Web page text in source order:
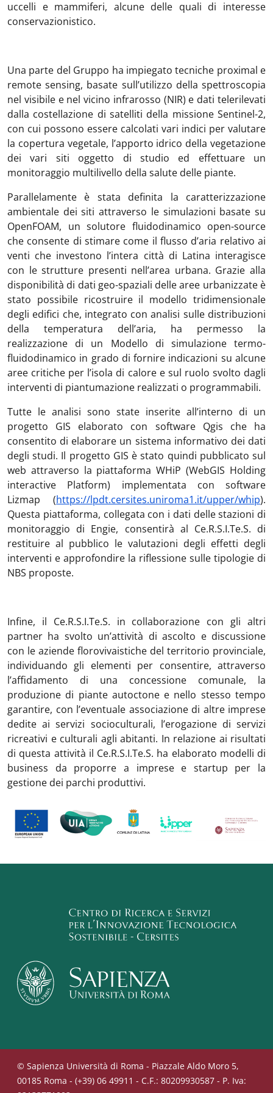
uccelli e mammiferi, alcune delle quali di interesse
conservazionistico.
Una parte del Gruppo ha impiegato tecniche proximal e
remote sensing, basate sull’utilizzo della spettroscopia
nel visibile e nel vicino infrarosso (NIR) e dati telerilevati
dalla costellazione di satelliti della missione Sentinel-2,
con cui possono essere calcolati vari indici per valutare
la copertura vegetale, l’apporto idrico della vegetazione
dei vari siti oggetto di studio ed effettuare un
monitoraggio multilivello della salute delle piante.
Parallelamente è stata definita la caratterizzazione
ambientale dei siti attraverso le simulazioni basate su
OpenFOAM, un solutore fluidodinamico open-source
che consente di stimare come il flusso d’aria relativo ai
venti che investono l’intera città di Latina interagisce
con le strutture presenti nell’area urbana. Grazie alla
disponibilità di dati geo-spaziali delle aree urbanizzate è
stato possibile ricostruire il modello tridimensionale
degli edifici che, integrato con analisi sulle distribuzioni
della temperatura dell’aria, ha permesso la
realizzazione di un Modello di simulazione termo-
fluidodinamico in grado di fornire indicazioni su alcune
aree critiche per l’isola di calore e sul ruolo svolto dagli
interventi di piantumazione realizzati o programmabili.
Tutte le analisi sono state inserite all’interno di un
progetto GIS elaborato con software Qgis che ha
consentito di elaborare un sistema informativo dei dati
degli studi. Il progetto GIS è stato quindi pubblicato sul
web attraverso la piattaforma WHiP (WebGIS Holding
interactive Platform) implementata con software
Lizmap (https://lpdt.cersites.uniroma1.it/upper/whip).
Questa piattaforma, collegata con i dati delle stazioni di
monitoraggio di Engie, consentirà al Ce.R.S.I.Te.S. di
restituire al pubblico le valutazioni degli effetti degli
interventi e approfondire la riflessione sulle tipologie di
NBS proposte.
Infine, il Ce.R.S.I.Te.S. in collaborazione con gli altri
partner ha svolto un’attività di ascolto e discussione
con le aziende florovivaistiche del territorio provinciale,
individuando gli elementi per consentire, attraverso
l’affidamento di una concessione comunale, la
produzione di piante autoctone e nello stesso tempo
garantire, con l’eventuale associazione di altre imprese
dedite ai servizi socioculturali, l’erogazione di servizi
ricreativi e culturali agli abitanti. In relazione ai risultati
di questa attività il Ce.R.S.I.Te.S. ha elaborato modelli di
business da proporre a imprese e startup per la
gestione dei parchi produttivi.
© Sapienza Università di Roma - Piazzale Aldo Moro 5,
00185 Roma - (+39) 06 49911 - C.F.: 80209930587 - P. Iva: